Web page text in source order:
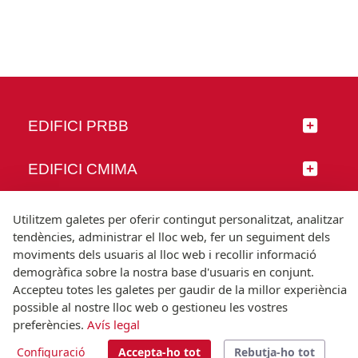
EDIFICI PRBB
EDIFICI CMIMA
SEGUEIX-NOS
© Universitat Pompeu Fabra
Barcelona
T.(+34) 93 542 20 00
Utilitzem galetes per oferir contingut personalitzat, analitzar
tendències, administrar el lloc web, fer un seguiment dels
moviments dels usuaris al lloc web i recollir informació
demogràfica sobre la nostra base d'usuaris en conjunt.
Accepteu totes les galetes per gaudir de la millor experiència
possible al nostre lloc web o gestioneu les vostres
preferències. Avís legal
Configuració Accepta-ho tot Rebutja-ho tot